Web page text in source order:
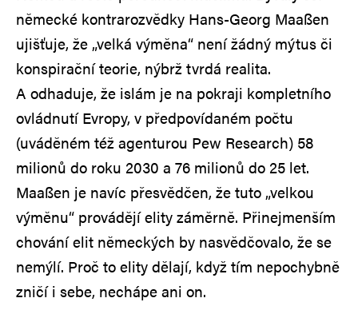
německé kontrarozvědky Hans-Georg Maaßen
ujišťuje, že „velká výměna“ není žádný mýtus či
konspirační teorie, nýbrž tvrdá realita.
A odhaduje, že islám je na pokraji kompletního
ovládnutí Evropy, v předpovídaném počtu
(uváděném též agenturou Pew Research) 58
milionů do roku 2030 a 76 milionů do 25 let.
Maaßen je navíc přesvědčen, že tuto „velkou
výměnu“ provádějí elity záměrně. Přinejmenším
chování elit německých by nasvědčovalo, že se
nemýlí. Proč to elity dělají, když tím nepochybně
zničí i sebe, nechápe ani on.